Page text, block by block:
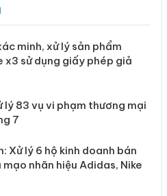
xác minh, xử lý sản phẩm
x3 sử dụng giấy phép
tháng 7